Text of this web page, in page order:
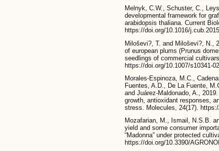
Melnyk, C.W., Schuster, C.,
developmental framework for
arabidopsis thaliana. Current
https://doi.org/10.1016/
Miloševi?, T. and Miloševi?, N.,
of european plums (Prunus
seedlings of commercial
https://doi.org/10.1007/s10341-
Morales-Espinoza, M.C.,
Fuentes, A.D., De La Fuente,
and Juárez-Maldonado, A.,
growth, antioxidant responses,
stress. Molecules, 24(17).
Mozafarian, M., Ismail, N.S.B.
yield and some consumer
“Madonna” under protected
https://doi.org/10.3390/